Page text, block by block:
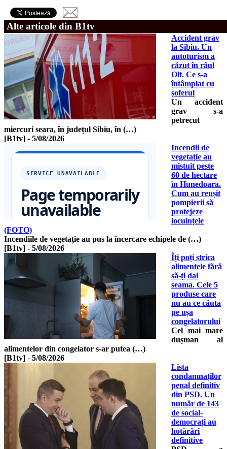
Alte articole din B1tv
Accident grav
la Sibiu. Un
autoturism a
căzut în râul
Olt. Ce s-a
întâmplat cu
șoferul
Un accident
grav s-a
petrecut
miercuri seara, în județul Sibiu, în (…)
[B1tv] - 5/08/2026
Incendii de
vegetație au
mistuit peste
60 de hectare
în Hunedoara.
Cum au reușit
pompierii să
protejeze
locuințele
(FOTO)
Incendiile de vegetație au pus la încercare echipele de (…)
[B1tv] - 5/08/2026
Îți poți strica
alimentele fără
să-ți dai
seama. Cele 5
produse care
nu au ce căuta
pe ușa
congelatorului
Cel mai mare
dușman al
alimentelor din congelator s-ar putea (…)
[B1tv] - 5/08/2026
Lista
condamnaților
penal definitiv
din PSD. Un
număr de 143
de social-
democrați au
hotărâri
definitive